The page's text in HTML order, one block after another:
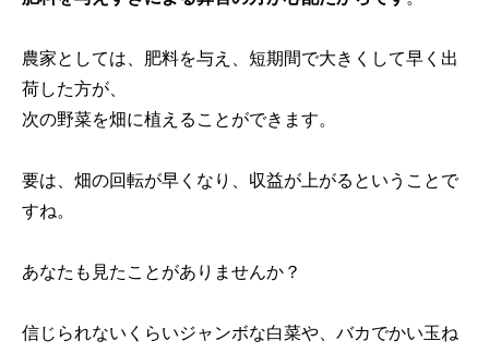
農家としては、肥料を与え、短期間で大きくして早く出
荷した方が、
次の野菜を畑に植えることができます。
要は、畑の回転が早くなり、収益が上がるということで
すね。
あなたも見たことがありませんか？
信じられないくらいジャンボな白菜や、バカでかい玉ね